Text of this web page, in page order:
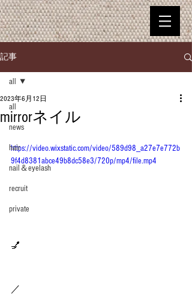
記事
all
news
hair
nail＆eyelash
recruit
private
all
mirrorネイル
2023年6月12日
https://video.wixstatic.com/video/589d98_a27e7e772b
9f4d8381abce49b8dc58e3/720p/mp4/file.mp4
💅
／